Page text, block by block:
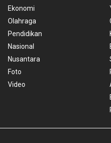
Ekonomi
Olahraga
Pendidikan
Nasional
Nusantara
Foto
Video